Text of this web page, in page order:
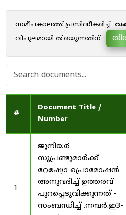
സമീപകാലത്ത് പ്രസിദ്ധീകരിച്ച്
വിപുലമായി തിരയുന്നതിന്
#
Document Title /
Number
1
ജൂനിയർ
സൂപ്രണ്ടുമാർക്ക്
റേഷ്യോ പ്രൊമോഷൻ
അനുവദിച്ച് ഉത്തരവ്
പുറപ്പെടുവിക്കുന്നത് -
സംബന്ധിച്ച് .നമ്പർ.ഇ3-